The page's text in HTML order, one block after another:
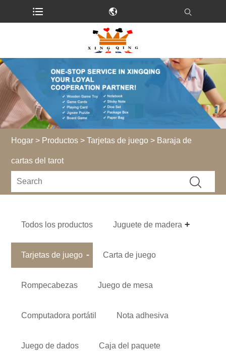
Hogar > Productos > Tarjetas de juego > Baraja de
cartas del tarot
Todos los productos Juguete de madera
Tarjetas de juego Carta de juego
Rompecabezas Juego de mesa
Computadora portátil Nota adhesiva
Juego de dados Caja del paquete